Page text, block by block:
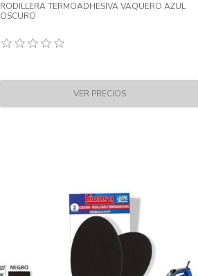
RODILLERA TERMOADHESIVA VAQUERO AZUL
OSCURO